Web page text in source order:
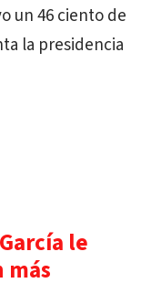
un 46 ciento de
la presidencia
le